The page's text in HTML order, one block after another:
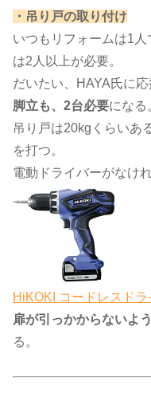
​・吊り戸の取り付け​
いつもリフォームは1
は2人以上が必要。
だいたい、HAYA氏に応
脚立も、2台必要になる
吊り戸は20kgくらいあ
を打つ。
電動ドライバーがなけ
HiKOKI コードレスド
扉が引っかからないよ
る。